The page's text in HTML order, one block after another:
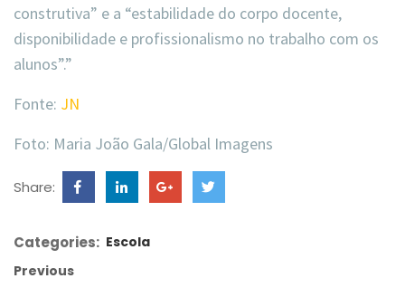
construtiva” e a “estabilidade do corpo docente,
disponibilidade e profissionalismo no trabalho com os
alunos”.”
Fonte: JN
Foto: Maria João Gala/Global Imagens
Share:
Categories: Escola
Previous